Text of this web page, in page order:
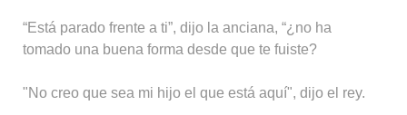
“Está parado frente a ti”, dijo la anciana, “¿no ha
tomado una buena forma desde que te fuiste?
"No creo que sea mi hijo el que está aquí", dijo el rey.